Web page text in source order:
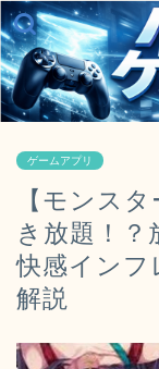
ゲームアプリ
【モンス
き放題！？
快感インフ
解説